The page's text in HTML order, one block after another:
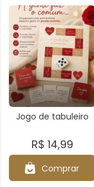
Jogo de tabuleiro
R$ 14,99
Comprar